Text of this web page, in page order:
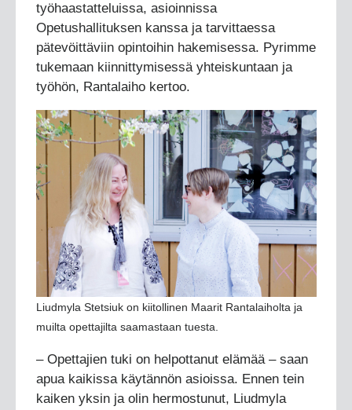
työhaastatteluissa, asioinnissa
Opetushallituksen kanssa ja tarvittaessa
pätevöittäviin opintoihin hakemisessa. Pyrimme
tukemaan kiinnittymisessä yhteiskuntaan ja
työhön, Rantalaiho kertoo.
Liudmyla Stetsiuk on kiitollinen Maarit Rantalaiholta ja
muilta opettajilta saamastaan tuesta.
– Opettajien tuki on helpottanut elämää – saan
apua kaikissa käytännön asioissa. Ennen tein
kaiken yksin ja olin hermostunut, Liudmyla